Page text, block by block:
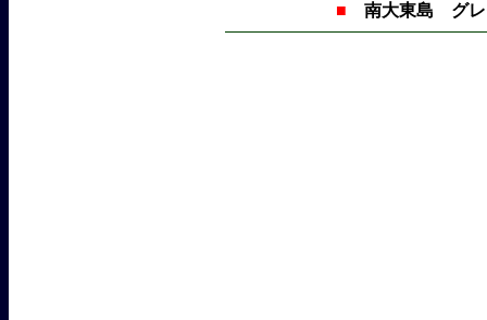
■ 南大東島 グ